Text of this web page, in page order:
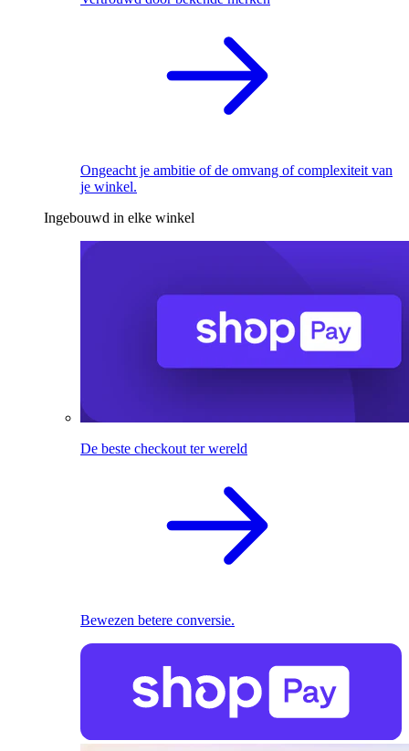
Ongeacht je ambitie of de omvang of complexiteit van
je winkel.
Ingebouwd in elke winkel
De beste checkout ter wereld
Bewezen betere conversie.